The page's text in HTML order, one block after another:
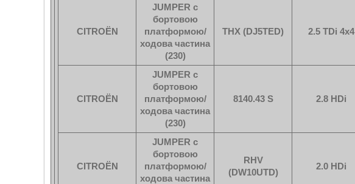
CITROËN
JUMPER c
бортовою
платформою/
ходова частина
(230)
THX (DJ5TED) 2.5 TDi 4x4
CITROËN
JUMPER c
бортовою
платформою/
ходова частина
(230)
8140.43 S 2.8 HDi
CITROËN
JUMPER c
бортовою
платформою/
ходова частина
RHV
(DW10UTD)
2.0 HDi